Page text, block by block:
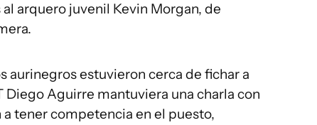
arquero juvenil Kevin Morgan, de
aurinegros estuvieron cerca de fichar a
Diego Aguirre mantuviera una charla con
tener competencia en el puesto,